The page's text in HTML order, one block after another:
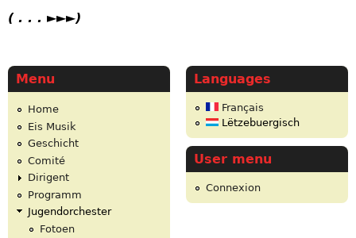
( . . . ►►►)
Menu
Home
Eis Musik
Geschicht
Comité
Dirigent
Programm
Jugendorchester
Fotoen
Languages
Français
Lëtzebuergisch
User menu
Connexion